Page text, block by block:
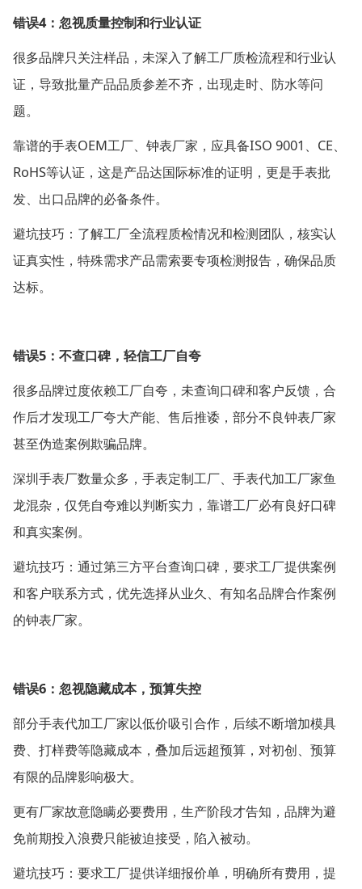
错误4：忽视质量控制和行业认证
很多品牌只关注样品，未深入了解工厂质检流程和行业认
证，导致批量产品品质参差不齐，出现走时、防水等问
题。
靠谱的手表OEM工厂、钟表厂家，应具备ISO 9001 CE
RoHS等认证，这是产品达国际标准的证明，更是手表批
发、出口品牌的必备条件。
避坑技巧：了解工厂全流程质检情况和检测团队，核实认
证真实性，特殊需求产品需索要专项检测报告，确保品质
达标。
错误5 ：不查口碑，轻信工厂自夸
很多品牌过度依赖工厂自夸，未查询口碑和客户反馈，合
作后才发现工厂夸大产能、售后推诿，部分不良钟表厂家
甚至伪造案例欺骗品牌。
深圳手表厂数量众多，手表定制工厂、手表代加工厂家鱼
龙混杂，仅凭自夸难以判断实力，靠谱工厂必有良好口碑
和真实案例。
避坑技巧：通过第三方平台查询口碑，要求工厂提供案例
和客户联系方式，优先选择从业久、有知名品牌合作案例
的钟表厂家。
错误6 ：忽视隐藏成本，预算失控
部分手表代加工厂家以低价吸引合作，后续不断增加模具
费、打样费等隐藏成本，叠加后远超预算，对初创、预算
有限的品牌影响极大。
更有厂家故意隐瞒必要费用，生产阶段才告知，品牌为避
免前期投入浪费只能被迫接受，陷入被动。
避坑技巧：要求工厂提供详细报价单，明确所有费用，提